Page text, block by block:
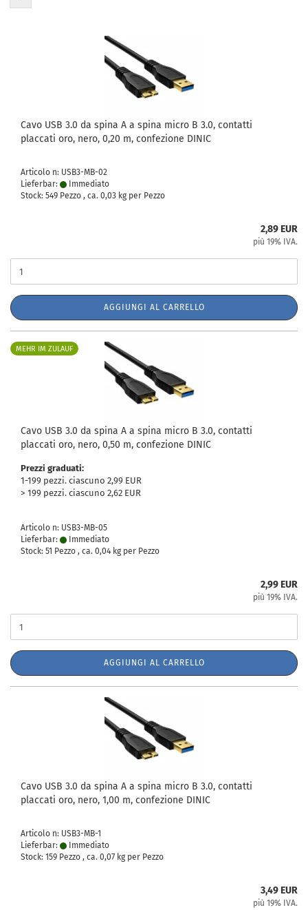
Cavo USB 3.0 da spina A a spina micro B 3.0, contatti
placcati oro, nero, 0,20 m, confezione DINIC
Articolo n: USB3-MB-02
Lieferbar:
Immediato
Stock: 549 Pezzo , ca. 0,03 kg per Pezzo
2,89 EUR
più 19% IVA.
AGGIUNGI AL CARRELLO
MEHR IM ZULAUF
Cavo USB 3.0 da spina A a spina micro B 3.0, contatti
placcati oro, nero, 0,50 m, confezione DINIC
Prezzi graduati:
1-199 pezzi. ciascuno 2,99 EUR
> 199 pezzi. ciascuno 2,62 EUR
Articolo n: USB3-MB-05
Lieferbar:
Immediato
Stock: 51 Pezzo , ca. 0,04 kg per Pezzo
2,99 EUR
più 19% IVA.
AGGIUNGI AL CARRELLO
Cavo USB 3.0 da spina A a spina micro B 3.0, contatti
placcati oro, nero, 1,00 m, confezione DINIC
Articolo n: USB3-MB-1
Lieferbar:
Immediato
Stock: 159 Pezzo , ca. 0,07 kg per Pezzo
3,49 EUR
più 19% IVA.